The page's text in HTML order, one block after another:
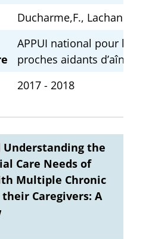
Ducharme,F., Lachance, L.
APPUI national pour les
proches aidants d’aînés
2017 - 2018
the
Care Needs of
Multiple Chronic
Caregivers: A